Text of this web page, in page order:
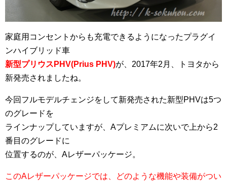
家庭用コンセントからも充電できるようになったプラグイ
ンハイブリッド車
新型プリウスPHV(Prius PHV)が、2017年2月、トヨタから
新発売されましたね。
今回フルモデルチェンジをして新発売された新型PHVは5つ
のグレードを
ラインナップしていますが、Aプレミアムに次いで上から2
番目のグレードに
位置するのが、Aレザーパッケージ。
このAレザーパッケージでは、どのような機能や装備がつい